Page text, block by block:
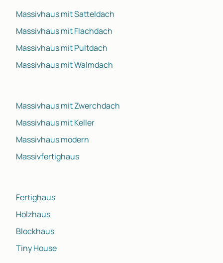
Massivhaus mit Satteldach
Massivhaus mit Flachdach
Massivhaus mit Pultdach
Massivhaus mit Walmdach
Massivhaus mit Zwerchdach
Massivhaus mit Keller
Massivhaus modern
Massivfertighaus
Fertighaus
Holzhaus
Blockhaus
Tiny House